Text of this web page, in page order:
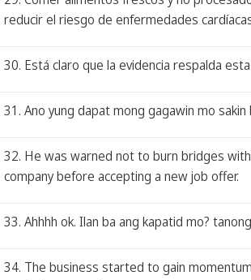
reducir el riesgo de enfermedades
30. Está claro que la evidencia respalda
31. Ano yung dapat mong gagawin mo sakin
32. He was warned not to burn bridges
company before accepting a new job offer.
33. Ahhhh ok. Ilan ba ang kapatid mo?
34. The business started to gain